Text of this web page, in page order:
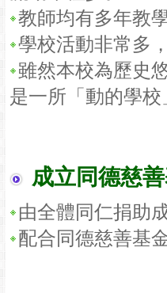
教師均有多年教
學校活動非常多
雖然本校為歷史
是一所「動的學校
成立同德慈
由全體同仁捐助
配合同德慈善基